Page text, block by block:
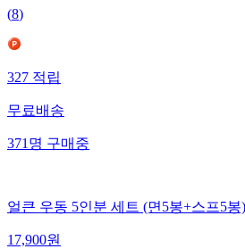
(8)
327 적립
무료배송
371 명 구매중
얼큰 우동 5인분 세트 (면5봉+스프5봉
17,900원